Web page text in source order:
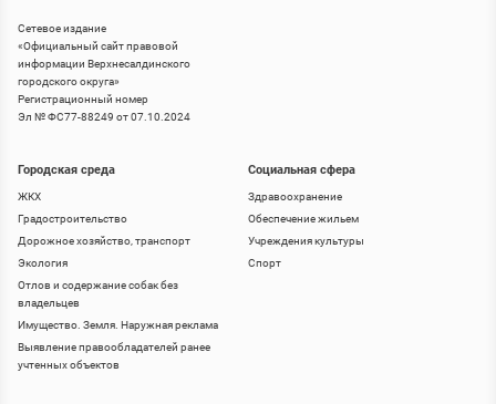
Сетевое издание
«Официальный сайт правовой
информации Верхнесалдинского
городского округа»
Регистрационный номер
Эл № ФС77-88249 от 07.10.2024
Городская среда
ЖКХ
Градостроительство
Дорожное хозяйство, транспорт
Экология
Отлов и содержание собак без
владельцев
Имущество. Земля. Наружная реклама
Выявление правообладателей ранее
учтенных объектов
Социальная сфера
Здравоохранение
Обеспечение жильем
Учреждения культуры
Спорт